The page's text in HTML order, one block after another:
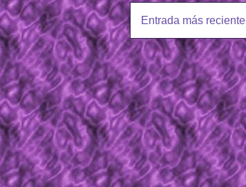
Entrada más reciente